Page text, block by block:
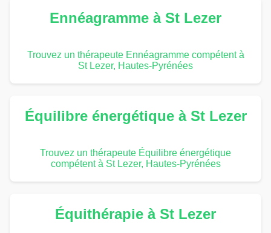
Ennéagramme à St Lezer
Trouvez un thérapeute Ennéagramme compétent à
St Lezer, Hautes-Pyrénées
Équilibre énergétique à St Lezer
Trouvez un thérapeute Équilibre énergétique
compétent à St Lezer, Hautes-Pyrénées
Équithérapie à St Lezer